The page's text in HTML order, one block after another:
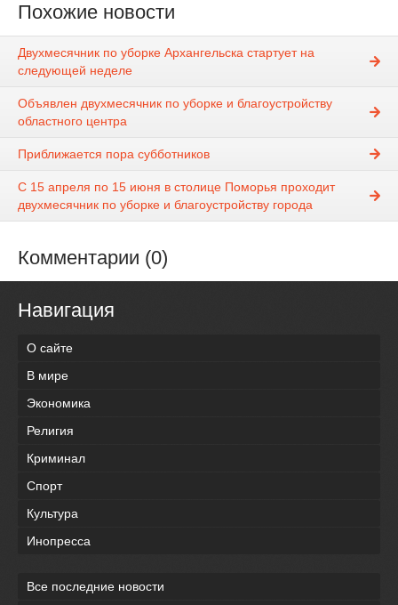
Похожие новости
Двухмесячник по уборке Архангельска стартует на
следующей неделе
Объявлен двухмесячник по уборке и благоустройству
областного центра
Приближается пора субботников
С 15 апреля по 15 июня в столице Поморья проходит
двухмесячник по уборке и благоустройству города
Комментарии (0)
Навигация
О сайте
В мире
Экономика
Религия
Криминал
Спорт
Культура
Инопресса
Все последние новости